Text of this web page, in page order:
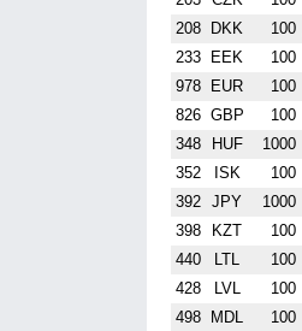
208 DKK 100
233 EEK 100
978 EUR 100
826 GBP 100
348 HUF 1000
352 ISK 100
392 JPY 1000
398 KZT 100
440 LTL 100
428 LVL 100
498 MDL 100